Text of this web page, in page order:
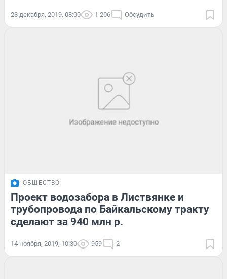
23 декабря, 2019, 08:00 1 206 Обсудить
ОБЩЕСТВО
Проект водозабора в Листвянке и
трубопровода по Байкальскому тракту
сделают за 940 млн р.
14 ноября, 2019, 10:30 959 2